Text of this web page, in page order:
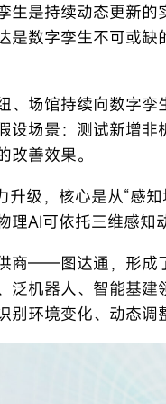
生是持续动态更新
是数字孪生不可或
、场馆持续向数字
设场景：测试新增
善效果。
级，核心是从“感
理AI可依托三维感
商——图达通，形成
泛机器人、智能基
别环境变化、动态